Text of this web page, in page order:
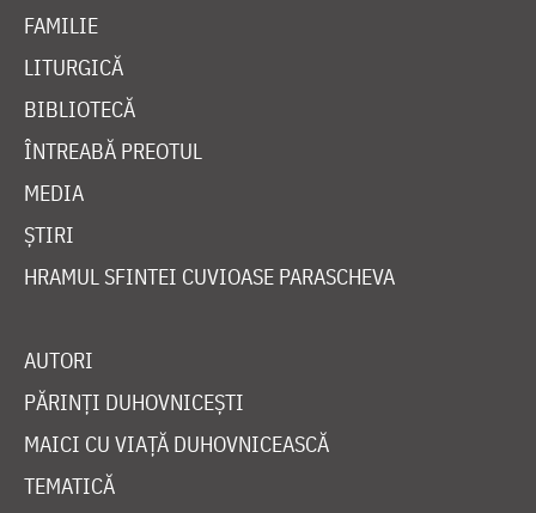
FAMILIE
LITURGICĂ
BIBLIOTECĂ
ÎNTREABĂ PREOTUL
MEDIA
ȘTIRI
HRAMUL SFINTEI CUVIOASE PARASCHEVA
AUTORI
PĂRINȚI DUHOVNICEȘTI
MAICI CU VIAȚĂ DUHOVNICEASCĂ
TEMATICĂ